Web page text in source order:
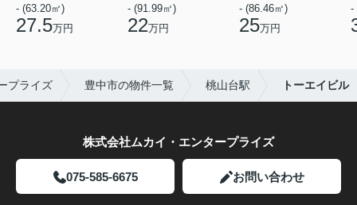
- (63.20㎡)
27.5万円
- (91.99㎡)
22万円
- (86.46㎡)
25万円
-
プライズ 豊中市の物件一覧 桃山台駅 トーエイビル
株式会社ムカイ・エンタープライズ
075-585-6675 お問い合わせ